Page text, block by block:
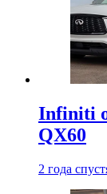
Infiniti
QX60
2 года